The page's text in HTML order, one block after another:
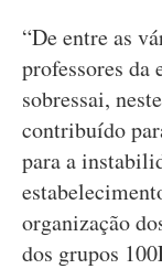
“De entre as
professores da
sobressai,
contribuído
para a
organização
dos grupos